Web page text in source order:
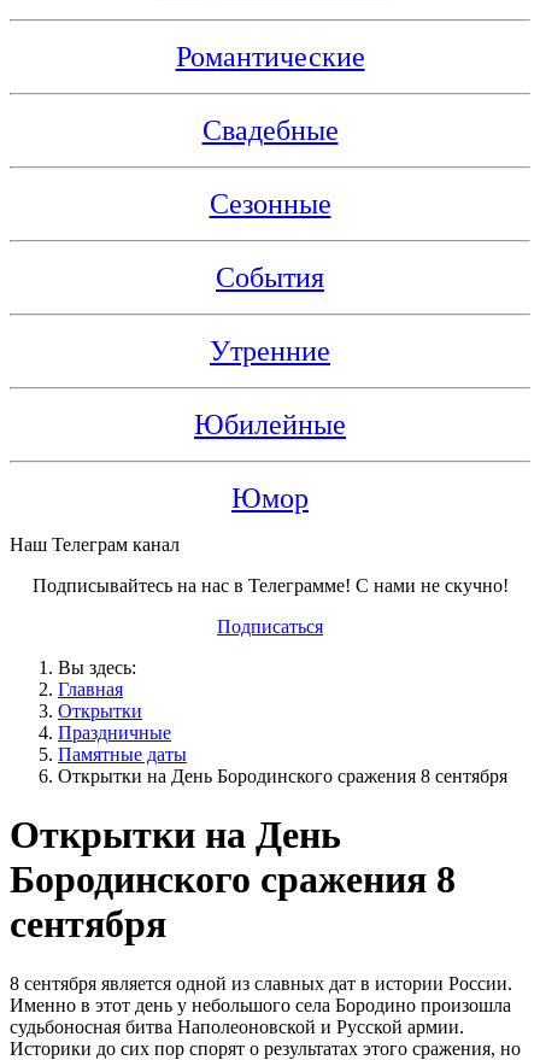
Романтические
Свадебные
Сезонные
События
Утренние
Юбилейные
Юмор
Наш Телеграм канал
Подписывайтесь на нас в Телеграмме! С нами не скучно!
Подписаться
Вы здесь:
Главная
Открытки
Праздничные
Памятные даты
Открытки на День Бородинского сражения 8 сентября
Открытки на День
Бородинского сражения 8
сентября
8 сентября является одной из славных дат в истории России.
Именно в этот день у небольшого села Бородино произошла
судьбоносная битва Наполеоновской и Русской армии.
Историки до сих пор спорят о результатах этого сражения, но